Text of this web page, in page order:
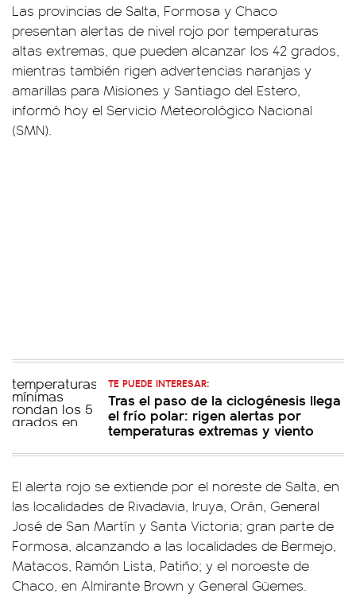
Las provincias de Salta, Formosa y Chaco
presentan alertas de nivel rojo por temperaturas
altas extremas, que pueden alcanzar los 42 grados,
mientras también rigen advertencias naranjas y
amarillas para Misiones y Santiago del Estero,
informó hoy el Servicio Meteorológico Nacional
(SMN).
TE PUEDE INTERESAR:
Tras el paso de la ciclogénesis llega
el frío polar: rigen alertas por
temperaturas extremas y viento
El alerta rojo se extiende por el noreste de Salta, en
las localidades de Rivadavia, Iruya, Orán, General
José de San Martín y Santa Victoria; gran parte de
Formosa, alcanzando a las localidades de Bermejo,
Matacos, Ramón Lista, Patiño; y el noroeste de
Chaco, en Almirante Brown y General Güemes.